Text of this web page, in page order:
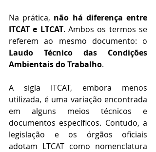
Na prática, não há diferença entre
ITCAT e LTCAT. Ambos os termos se
Laudo Técnico das Condições
Ambientais do Trabalho.
A sigla ITCAT, embora menos
utilizada, é uma variação encontrada
em alguns meios técnicos e
documentos específicos. Contudo, a
legislação e os órgãos oficiais
adotam LTCAT como nomenclatura